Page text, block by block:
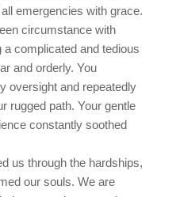
emergencies with grace.
circumstance with
complicated and tedious
and orderly. You
oversight and repeatedly
rugged path. Your gentle
constantly soothed
us through the hardships,
our souls. We are